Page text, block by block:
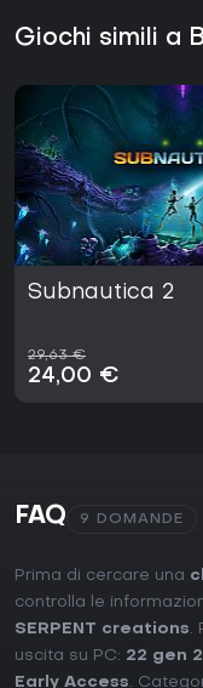
Giochi simili a
Subnautica 2
29,63 €
24,00 €
FAQ 9 DOMANDE
Prima di cercare una
controlla le
SERPENT creations.
uscita su PC: 22 gen
Early Access.